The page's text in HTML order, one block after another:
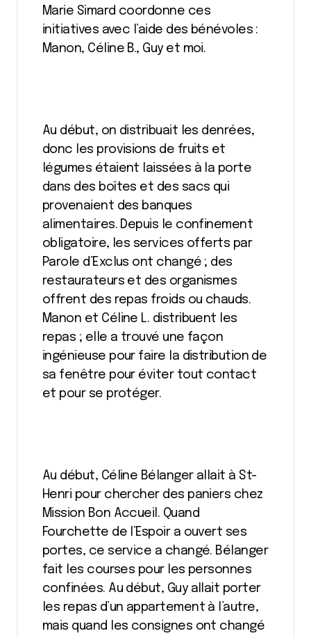
Marie Simard coordonne ces
initiatives avec l’aide des bénévoles :
Manon, Céline B., Guy et moi.
Au début, on distribuait les denrées,
donc les provisions de fruits et
légumes étaient laissées à la porte
dans des boîtes et des sacs qui
provenaient des banques
alimentaires. Depuis le confinement
obligatoire, les services offerts par
Parole d’Exclus ont changé ; des
restaurateurs et des organismes
offrent des repas froids ou chauds.
Manon et Céline L. distribuent les
repas ; elle a trouvé une façon
ingénieuse pour faire la distribution de
sa fenêtre pour éviter tout contact
et pour se protéger.
Au début, Céline Bélanger allait à St-
Henri pour chercher des paniers chez
Mission Bon Accueil. Quand
Fourchette de l’Espoir a ouvert ses
portes, ce service a changé. Bélanger
fait les courses pour les personnes
confinées. Au début, Guy allait porter
les repas d’un appartement à l’autre,
mais quand les consignes ont changé